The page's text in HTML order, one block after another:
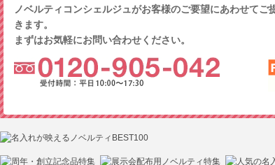
ノベルティコンシェルジュがお客様のご要望にあわせてご
きます。
まずはお気軽にお問い合わせください。